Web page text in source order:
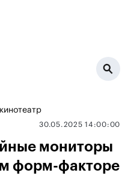
30.05.2025 14:00:00
мониторы
форм-факторе